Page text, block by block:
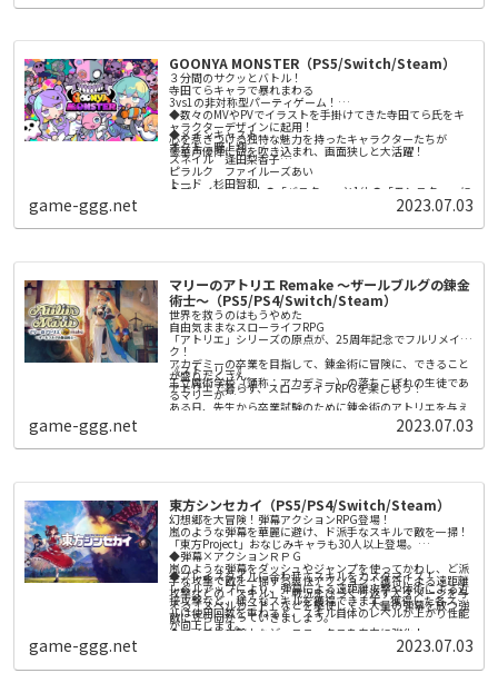
チーム同士で競い合う５人vs５人の「対戦型PvE」となって
恐竜災害が発生する地域で、新世代AI「リヴァイアサン」が
対戦相手のチームよりも早く達成できれば勝利だ。
時には対戦チームを直接攻撃して倒したり、時には共闘した
りしながら、いち早くミッションを達成しよう。
提示されるミッションは、プレイヤーの腕前や状況によって
変化。プレイする度に違った体験が待っている。
GOONYA MONSTER（PS5/Switch/Steam）
３分間のサクッとバトル！
寺田てらキャラで暴れまわる
3vs1の非対称型パーティゲーム！
◆数々のMVやPVでイラストを手掛けてきた寺田てら氏をキ
ャラクターデザインに起用！
心を惹きつける独特な魅力を持ったキャラクターたちが
豪華声優陣に命を吹き込まれ、画面狭しと大活躍！
◆メインキャスト
オクト 野上翔
スネイル 逢田梨香子
ピラルク ファイルーズあい
トード 杉田智和
◆プレイヤーは3人の「バスター」と1体の「モンスター」に
モンスターは圧倒的な強さで勝利を掴め！
よう！
爽快感のあるウェポンで敵を一網打尽！
ステージ内に現れるアンデッドを倒し、ソウルを集めるのが
バスターの勝利条件だ！
◆モンスター：ド派手なスキルでバスターどもをぶっ飛ば
せ！
極太ビームや超巨大化、
必殺の“捕食” でバスターたちをやっつけろ！
バスターを全滅させるか、制限時間が経過すれば、モンスタ
ーの勝利だ！
◆遊べば遊ぶほどストーリーが展開する「エピソードマッ
チ」！
レベルアップでカスタマイズアイテムが手に入る！
お気に入りのキャラクターをおもしろ衣装でコーディネート
しよう！
家族や友達と一緒に、オンラインのエピソードマッチに挑も
game-ggg.net 2023.07.03
マリーのアトリエ Remake ～ザールブルグの錬金
術士～（PS5/PS4/Switch/Steam）
世界を救うのはもうやめた
自由気ままなスローライフRPG
「アトリエ」シリーズの原点が、25周年記念でフルリメイ
ク！
アカデミーの卒業を目指して、錬金術に冒険に、できること
が盛りだくさん。
アトリエで暮らす、スローライフRPGを楽しもう！
《ストーリー》
王立魔術学校（通称：アカデミー）の落ちこぼれの生徒であ
るマリーが
ある日、先生から卒業試験のために錬金術のアトリエを与え
試験の課題は、先生が納得するアイテムを完成させること。
調合・戦闘・依頼と、できることは盛りだくさん！
どこから始めるかはあなたの自由！ あなた自身の楽しみ方
で、アカデミーの卒業を目指しましょう。
《本作のポイント》
■グラフィックを刷新！ 現代の技術で、より活き活きとマ
リーたちが描かれる！
キャラクターの立ち絵やイベントスチルを刷新し、立ち絵に
は２Ｄアニメーションも実装しました。
また、キャラクターやステージの３Ｄモデルも実装。移動や
探索などでは、可愛いミニキャラたちが動きまわります。
■現代にあわせてより遊びやすくなった「アトリエ」シリー
ズの原点
オリジナル版のシンプルかつ自由度の高いプレイ感はそのま
まに、 チュートリアルや各種仕様への誘導を拡充しました。
■ゲーム体験をさらに深める新規要素を多数追加！
game-ggg.net 2023.07.03
東方シンセカイ（PS5/PS4/Switch/Steam）
幻想郷を大冒険！弾幕アクションRPG登場！
嵐のような弾幕を華麗に避け、ド派手なスキルで敵を一掃！
「東方Project」おなじみキャラも30人以上登場。
◆弾幕×アクションＲＰＧ
嵐のような弾幕をダッシュやジャンプを使ってかわし、ど派
手な攻撃で敵を一掃する爽快アクション！護符による遠距離
攻撃などの「スキル」、戦況をひっくり返す大ダメージを与
える「スペルカード」などを駆使して、大量の弾幕を放つ強
敵に立ち向かっていきましょう。
◆プレイスタイルに合わせてスキルをカスタマイズ！
レベルアップにより、弾幕による遠距離攻撃や体術による近
接攻撃など、様々なスキルを獲得できます。獲得した各スキ
ルは使用回数を重ねると、スキル自体のレベルが上がり性能
が向上します。
◆ライフや攻撃力など、ステータスを自由に強化！
クエスト報酬などで手に入る強化石を使い、アナタのプレイ
スタイルに合わせてステータスを割り振りましょう！
game-ggg.net 2023.07.03